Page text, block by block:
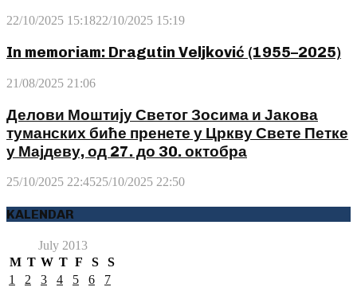
22/10/2025 15:1822/10/2025 15:19
In memoriam: Dragutin Veljković (1955–2025)
21/08/2025 21:06
Делови Моштију Светог Зосима и Јакова
туманских биће пренете у Цркву Свете Петке
у Мајдеву, од 27. до 30. октобра
25/10/2025 22:4525/10/2025 22:50
KALENDAR
July 2013
M T W T F S
S
1
2 3 4 5 6 7